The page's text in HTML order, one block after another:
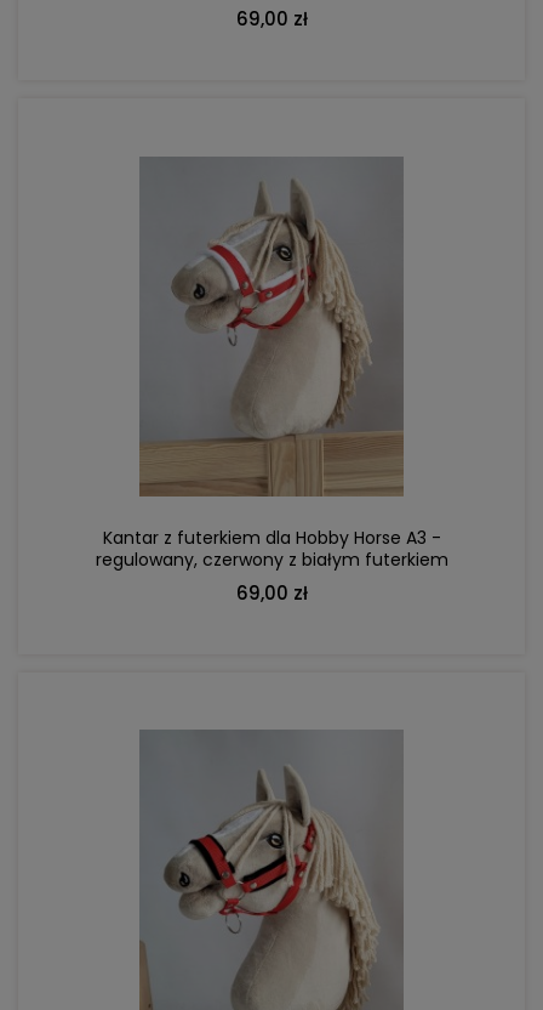
69,00 zł
Kantar z futerkiem dla Hobby Horse A3 -
regulowany, czerwony z białym futerkiem
69,00 zł
DO KOSZYKA
DO KOSZYKA